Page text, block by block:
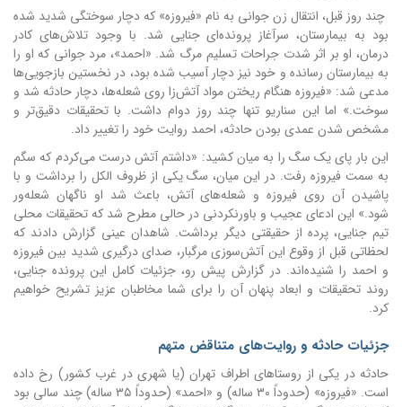
چند روز قبل، انتقال زن جوانی به نام «فیروزه» که دچار سوختگی شدید شده
بود به بیمارستان، سرآغاز پرونده‌ای جنایی شد. با وجود تلاش‌های کادر
درمان، او بر اثر شدت جراحات تسلیم مرگ شد. «احمد»، مرد جوانی که او را
به بیمارستان رسانده و خود نیز دچار آسیب شده بود، در نخستین بازجویی‌ها
مدعی شد: «فیروزه هنگام ریختن مواد آتش‌زا روی شعله‌ها، دچار حادثه شد و
سوخت.» اما این سناریو تنها چند روز دوام داشت. با تحقیقات دقیق‌تر و
مشخص شدن عمدی بودن حادثه، احمد روایت خود را تغییر داد.
این بار پای یک سگ را به میان کشید: «داشتم آتش درست می‌کردم که سگم
به سمت فیروزه رفت. در این میان، سگ یکی از ظروف الکل را برداشت و با
پاشیدن آن روی فیروزه و شعله‌های آتش، باعث شد او ناگهان شعله‌ور
شود.» این ادعای عجیب و باورنکردنی در حالی مطرح شد که تحقیقات محلی
تیم جنایی، پرده از حقیقتی دیگر برداشت. شاهدان عینی گزارش دادند که
لحظاتی قبل از وقوع این آتش‌سوزی مرگبار، صدای درگیری شدید بین فیروزه
و احمد را شنیده‌اند.در گزارش پیش رو، جزئیات کامل این پرونده جنایی،
روند تحقیقات و ابعاد پنهان آن را برای شما مخاطبان عزیز تشریح خواهیم
کرد.
جزئیات حادثه و روایت‌های متناقض متهم
حادثه در یکی از روستاهای اطراف تهران (یا شهری در غرب کشور) رخ داده
است. «فیروزه» (حدوداً ۳۰ ساله) و «احمد» (حدوداً ۳۵ ساله) چند سالی بود